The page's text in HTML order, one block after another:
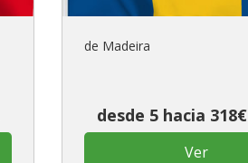
de Madeira
desde 5 hacia 318€
Ver